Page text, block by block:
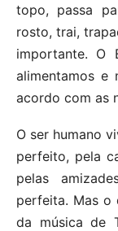
topo, passa
rosto, trai,
importante. O
alimentamos e
acordo com as
O ser humano
perfeito, pela
pelas
perfeita. Mas o
da música de